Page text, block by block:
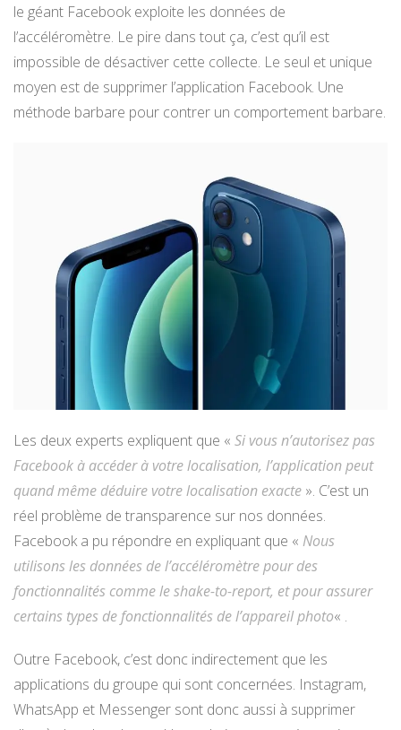
le géant Facebook exploite les données de
l’accéléromètre. Le pire dans tout ça, c’est qu’il est
impossible de désactiver cette collecte. Le seul et unique
moyen est de supprimer l’application Facebook. Une
méthode barbare pour contrer un comportement barbare.
Les deux experts expliquent que « Si vous n’autorisez pas
Facebook à accéder à votre localisation, l’application peut
quand même déduire votre localisation exacte ». C’est un
réel problème de transparence sur nos données.
Facebook a pu répondre en expliquant que « Nous
utilisons les données de l’accéléromètre pour des
fonctionnalités comme le shake-to-report, et pour assurer
certains types de fonctionnalités de l’appareil photo« .
Outre Facebook, c’est donc indirectement que les
applications du groupe qui sont concernées. Instagram,
WhatsApp et Messenger sont donc aussi à supprimer